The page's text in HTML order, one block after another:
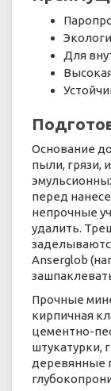
Для
Основание
пыли, грязи,
перед
непрочные
удалить.
Anserglob
Прочные
кирпичная
цементно-
штукатурки,
деревянные